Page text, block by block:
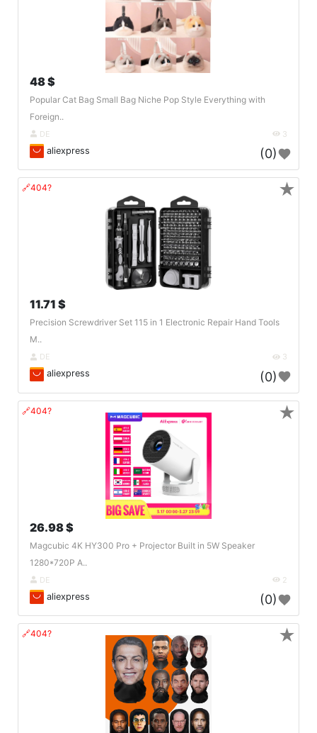
48 $
Popular Cat Bag Small Bag Niche Pop Style Everything with
Foreign..
DE 3
aliexpress (0)
🔗404?
11.71 $
Precision Screwdriver Set 115 in 1 Electronic Repair Hand Tools
M..
DE 3
aliexpress (0)
★
🔗404?
26.98 $
Magcubic 4K HY300 Pro + Projector Built in 5W Speaker
1280*720P A..
DE 2
aliexpress (0)
★
🔗404? ★